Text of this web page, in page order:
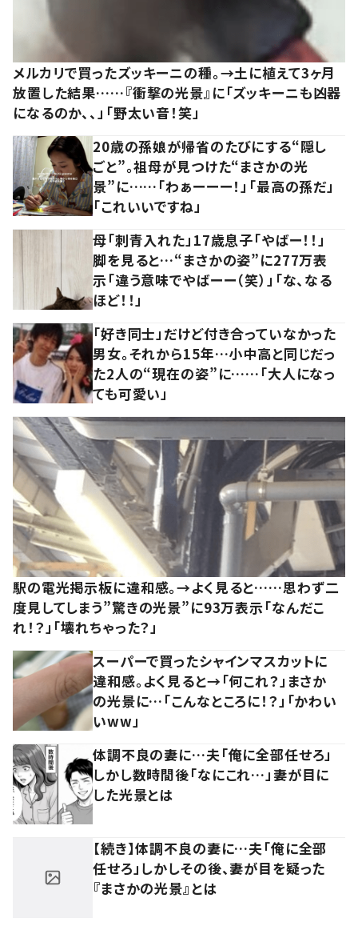
メルカリで買ったズッキーニの種。→土に植えて3ヶ月
放置した結果……『衝撃の光景』に「ズッキーニも凶器
になるのか、、」「野太い音！笑」
20歳の孫娘が帰省のたびにする“隠し
ごと”。祖母が見つけた“まさかの光
景”に……「わぁーーー！」「最高の孫だ」
「これいいですね」
母「刺青入れた」17歳息子「やばー！！」
脚を見ると…“まさかの姿”に277万表
示「違う意味でやばーー（笑）」「な、なる
ほど！！」
「好き同士」だけど付き合っていなかった
男女。それから15年…小中高と同じだっ
た2人の“現在の姿”に……「大人になっ
ても可愛い」
駅の電光掲示板に違和感。→よく見ると……思わず二
度見してしまう”驚きの光景”に93万表示「なんだこ
れ！？」「壊れちゃった？」
スーパーで買ったシャインマスカットに
違和感。よく見ると→「何これ？」まさか
の光景に…「こんなところに！？」「かわい
いww」
体調不良の妻に…夫「俺に全部任せろ」
しかし数時間後「なにこれ…」妻が目に
した光景とは
【続き】体調不良の妻に…夫「俺に全部
任せろ」しかしその後、妻が目を疑った
『まさかの光景』とは